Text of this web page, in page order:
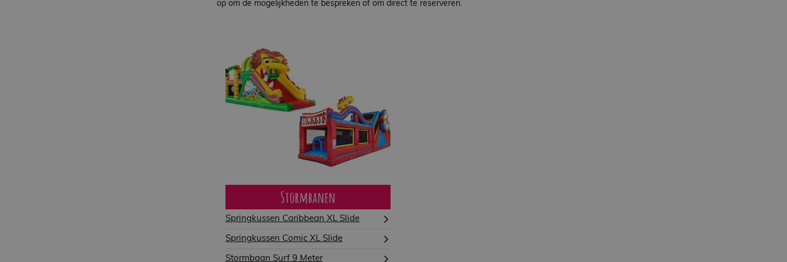
op om de mogelijkheden te bespreken of om direct te reserveren.
Stormbanen
Springkussen Caribbean XL Slide
Springkussen Comic XL Slide
Stormbaan Surf 9 Meter